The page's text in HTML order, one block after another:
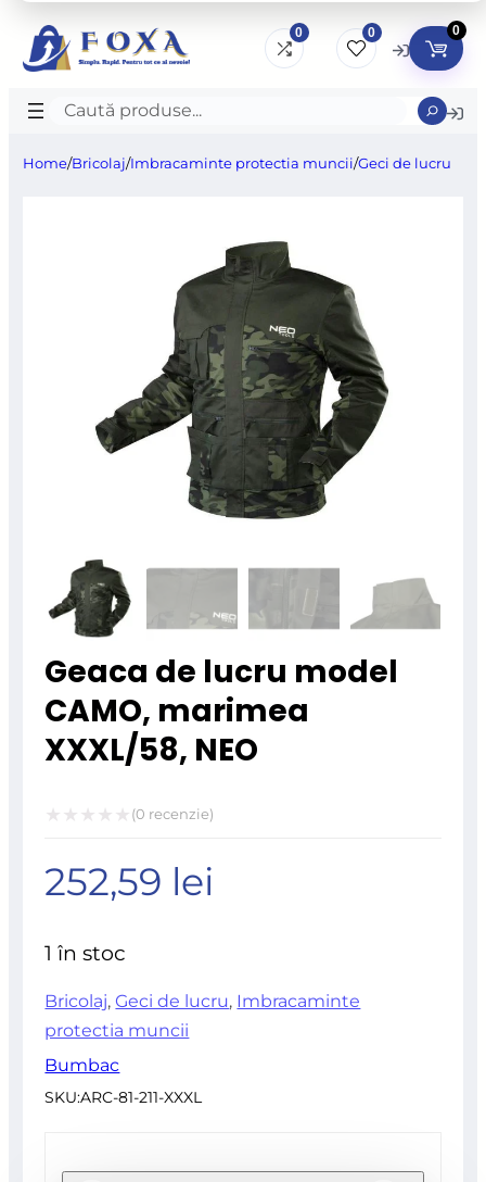
0 0 0
Caută
Home/Bricolaj/Imbracaminte protectia muncii/Geci de lucru
Geaca de lucru model
CAMO, marimea
XXXL/58, NEO
la
(0 recenzie)
252,59 lei
1 în stoc
Bricolaj,Geci de lucru, Imbracaminte
protectia muncii
Bumbac
SKU:ARC-81-211-XXXL